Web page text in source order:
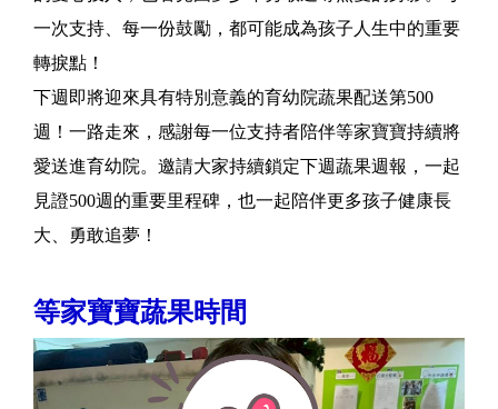
一次支持、每一份鼓勵，都可能成為孩子人生中的重要
轉捩點！
下週即將迎來具有特別意義的育幼院蔬果配送第500
週！一路走來，感謝每一位支持者陪伴等家寶寶持續將
愛送進育幼院。邀請大家持續鎖定下週蔬果週報，一起
見證500週的重要里程碑，也一起陪伴更多孩子健康長
大、勇敢追夢！
等家寶寶蔬果時間